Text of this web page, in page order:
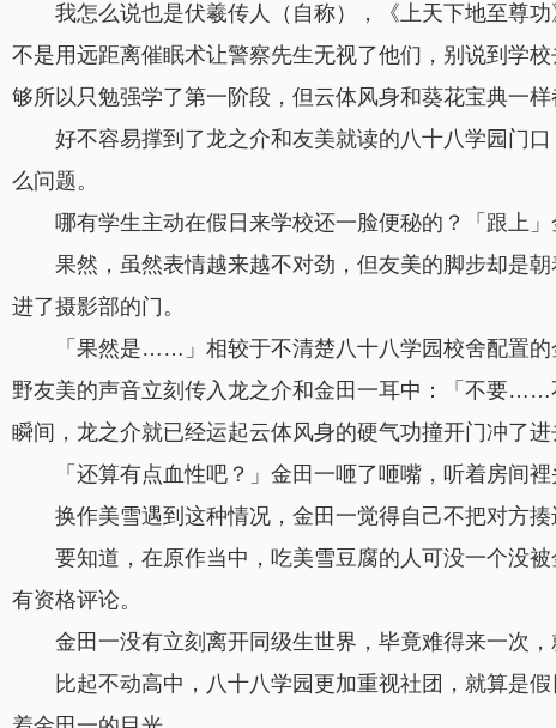
我怎么说也是伏羲传人（自称），《上天下地至尊
不是用远距离催眠术让警察先生无视了他们，别说到学
够所以只勉强学了第一阶段，但云体风身和葵花宝典一
好不容易撑到了龙之介和友美就读的八十八学园门
么问题。
哪有学生主动在假日来学校还一脸便秘的？「跟上
果然，虽然表情越来越不对劲，但友美的脚步却是
进了摄影部的门。
「果然是……」相较于不清楚八十八学园校舍配置
野友美的声音立刻传入龙之介和金田一耳中：「不要
瞬间，龙之介就已经运起云体风身的硬气功撞开门冲了进
「还算有点血性吧？」金田一咂了咂嘴，听着房间
换作美雪遇到这种情况，金田一觉得自己不把对方
要知道，在原作当中，吃美雪豆腐的人可没一个没
有资格评论。
金田一没有立刻离开同级生世界，毕竟难得来一次
比起不动高中，八十八学园更加重视社团，就算是